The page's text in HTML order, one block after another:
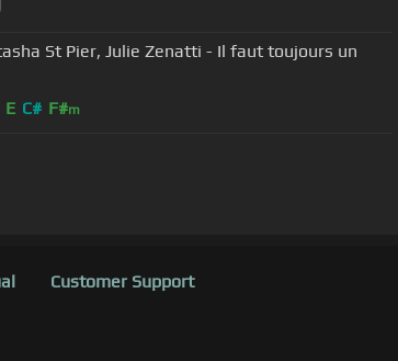
St Pier, Julie Zenatti - Il faut toujours un
E C# F#m
Customer Support